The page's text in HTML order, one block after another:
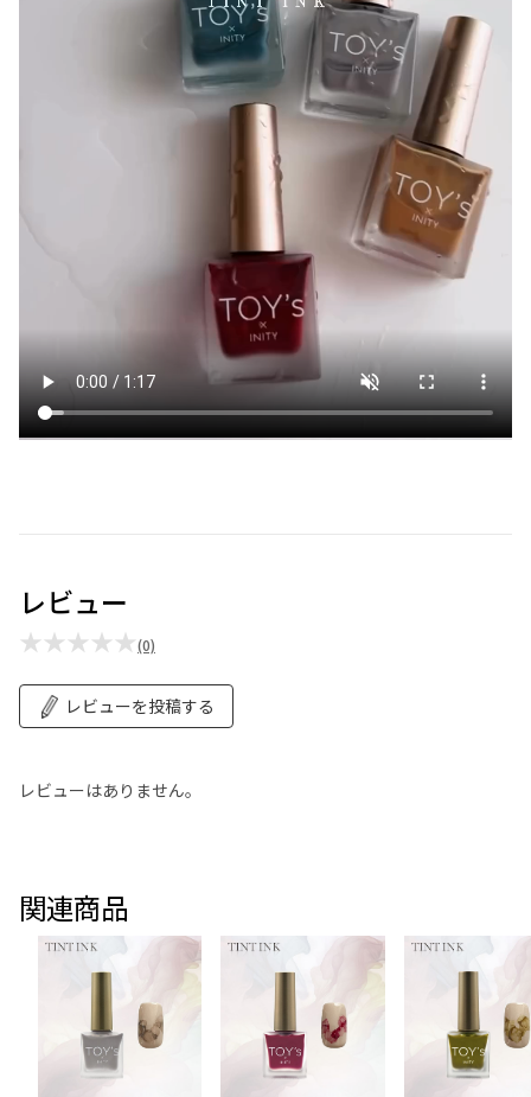
レビュー
★★★★★(0)
レビューを投稿する
レビューはありません。
関連商品